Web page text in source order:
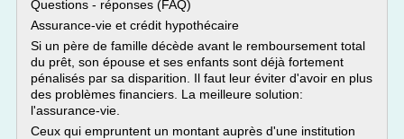
Questions - réponses (FAQ)
Assurance-vie et crédit hypothécaire
Si un père de famille décède avant le remboursement total
du prêt, son épouse et ses enfants sont déjà fortement
pénalisés par sa disparition. Il faut leur éviter d'avoir en plus
des problèmes financiers. La meilleure solution:
l'assurance-vie.
Ceux qui empruntent un montant auprès d'une institution